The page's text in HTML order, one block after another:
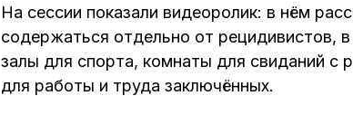
На сессии показали видеоролик: в нём
содержаться отдельно от рецидивистов,
залы для спорта, комнаты для свиданий с
для работы и труда заключённых.